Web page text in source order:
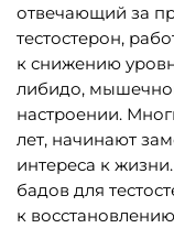
отвечающий за
тестостерон,
к снижению
либидо,
настроении.
лет, начинают
интереса к
бадов для
к